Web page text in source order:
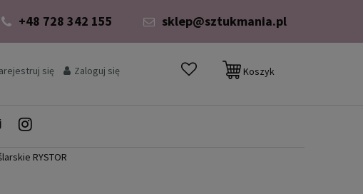
+48 728 342 155 sklep@sztukmania.pl
się Zaloguj się Koszyk
RYSTOR